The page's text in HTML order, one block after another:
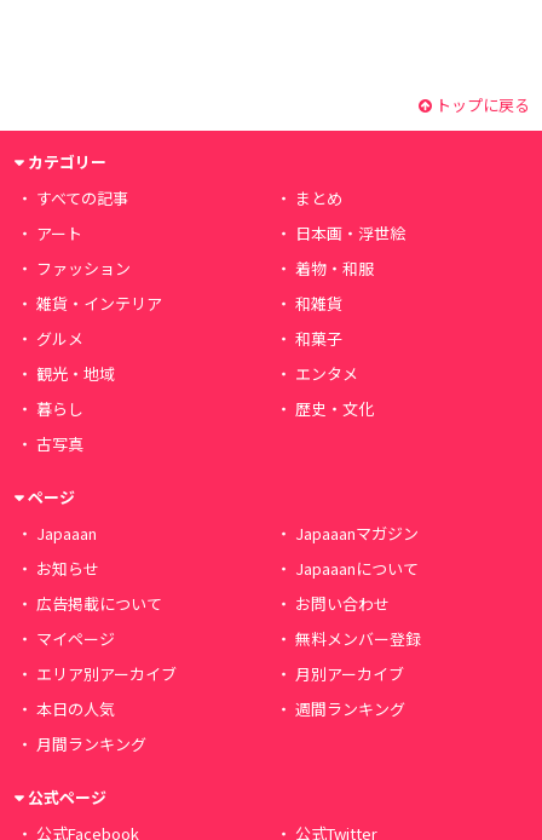
トップに戻る
カテゴリー
すべての記事
まとめ
アート
日本画・浮世絵
ファッション
着物・和服
雑貨・インテリア
和雑貨
グルメ
和菓子
観光・地域
エンタメ
暮らし
歴史・文化
古写真
ページ
Japaaan
Japaaanマガジン
お知らせ
Japaaanについて
広告掲載について
お問い合わせ
マイページ
無料メンバー登録
エリア別アーカイブ
月別アーカイブ
本日の人気
週間ランキング
月間ランキング
公式ページ
公式Facebook
公式Twitter